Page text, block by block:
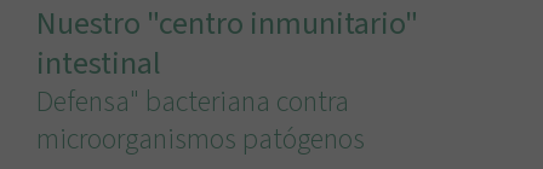
Nuestro "centro inmunitario"
intestinal
Defensa" bacteriana contra
microorganismos patógenos